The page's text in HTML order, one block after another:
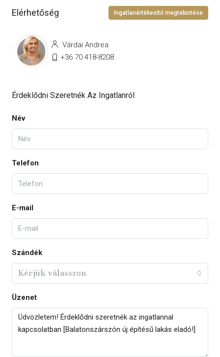
Elérhetőség Ingatlanértékesítő megtekintése
Várdai Andrea
+36 70 418-8208
Érdeklődni Szeretnék Az Ingatlanról
Név
Telefon
E-mail
Szándék
Kérjük válasszon
Üzenet